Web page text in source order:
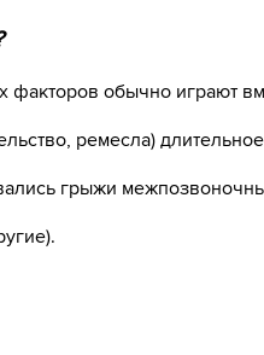
факторов обычно играют
ремесла)
грыжи